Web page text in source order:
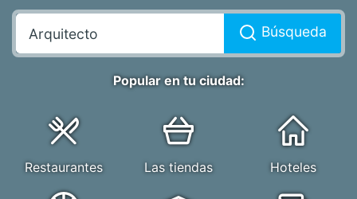
Búsqueda
Popular en tu ciudad:
Restaurantes Las tiendas Hoteles